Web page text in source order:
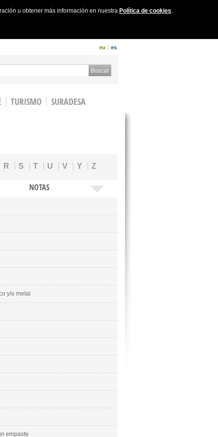
u obtener más información en nuestra Política de cookies.
eu es
TURISMO
SURADESA
R S T U V Y Z
NOTAS
y/o metal
empaste